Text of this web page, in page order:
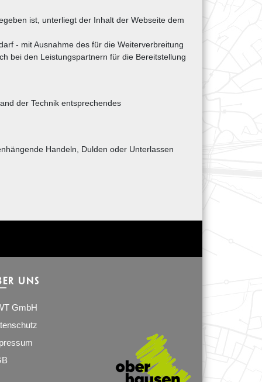
ist, unterliegt der Inhalt der Webseite dem
- mit Ausnahme des für die Weiterverbreitung
bei den Leistungspartnern für die Bereitstellung
der Technik entsprechendes
Handeln, Dulden oder Unterlassen
UNS
GmbH